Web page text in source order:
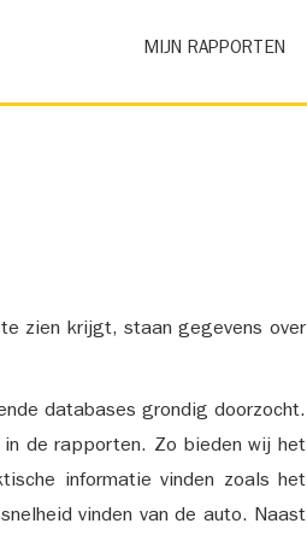
MIJN RAPPORTEN
zien krijgt, staan gegevens over
databases grondig doorzocht.
de rapporten. Zo bieden wij het
informatie vinden zoals het
vinden van de auto. Naast